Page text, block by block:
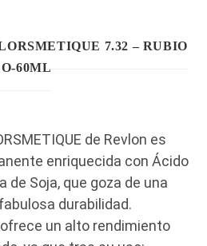
7.32 – RUBIO
60ML
de Revlon es
enriquecida con Ácido
de Soja, que goza de una
durabilidad.
un alto rendimiento